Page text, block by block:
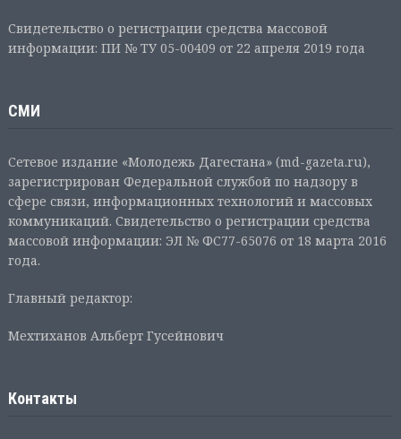
Свидетельство о регистрации средства массовой
информации: ПИ № ТУ 05-00409 от 22 апреля 2019 года
СМИ
Сетевое издание «Молодежь Дагестана» (md-gazeta.ru),
зарегистрирован Федеральной службой по надзору в
сфере связи, информационных технологий и массовых
коммуникаций. Свидетельство о регистрации средства
массовой информации: ЭЛ № ФС77-65076 от 18 марта 2016
года.
Главный редактор:
Мехтиханов Альберт Гусейнович
Контакты